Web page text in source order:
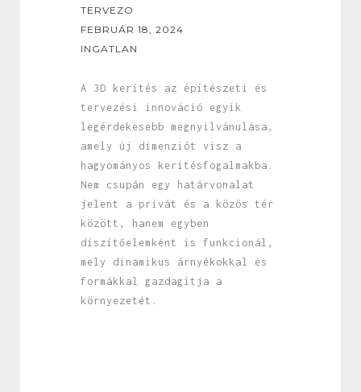
TERVEZO
FEBRUÁR 18, 2024
INGATLAN
A 3D kerítés az építészeti és
tervezési innováció egyik
legérdekesebb megnyilvánulása,
amely új dimenziót visz a
hagyományos kerítésfogalmakba.
Nem csupán egy határvonalat
jelent a privát és a közös tér
között, hanem egyben
díszítőelemként is funkcionál,
mely dinamikus árnyékokkal és
formákkal gazdagítja a
környezetét.